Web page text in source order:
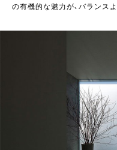
の有機的な魅力が、バランス